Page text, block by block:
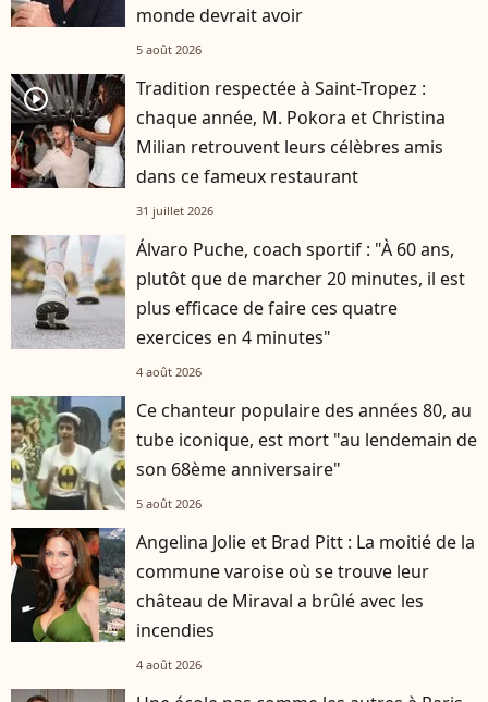
monde devrait avoir
5 août 2026
player2
Tradition respectée à Saint-Tropez :
chaque année, M. Pokora et Christina
Milian retrouvent leurs célèbres amis
dans ce fameux restaurant
31 juillet 2026
Álvaro Puche, coach sportif : "À 60 ans,
plutôt que de marcher 20 minutes, il est
plus efficace de faire ces quatre
exercices en 4 minutes"
4 août 2026
Ce chanteur populaire des années 80, au
tube iconique, est mort "au lendemain de
son 68ème anniversaire"
5 août 2026
Angelina Jolie et Brad Pitt : La moitié de la
commune varoise où se trouve leur
château de Miraval a brûlé avec les
incendies
4 août 2026